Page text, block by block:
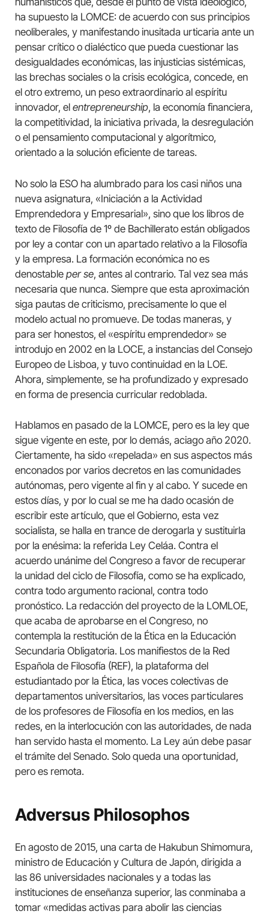
ha supuesto la LOMCE: de acuerdo con sus principios
neoliberales, y manifestando inusitada urticaria ante un
pensar crítico o dialéctico que pueda cuestionar las
desigualdades económicas, las injusticias sistémicas,
las brechas sociales o la crisis ecológica, concede, en
el otro extremo, un peso extraordinario al espíritu
innovador, el entrepreneurship, la economía financiera,
la competitividad, la iniciativa privada, la desregulación
o el pensamiento computacional y algorítmico,
orientado a la solución eficiente de tareas.
No solo la ESO ha alumbrado para los casi niños una
nueva asignatura, «Iniciación a la Actividad
Emprendedora y Empresarial», sino que los libros de
texto de Filosofía de 1º de Bachillerato están obligados
por ley a contar con un apartado relativo a la Filosofía
y la empresa. La formación económica no es
denostable per se, antes al contrario. Tal vez sea más
necesaria que nunca. Siempre que esta aproximación
siga pautas de criticismo, precisamente lo que el
modelo actual no promueve. De todas maneras, y
para ser honestos, el «espíritu emprendedor» se
introdujo en 2002 en la LOCE, a instancias del Consejo
Europeo de Lisboa, y tuvo continuidad en la LOE.
Ahora, simplemente, se ha profundizado y expresado
en forma de presencia curricular redoblada.
Hablamos en pasado de la LOMCE, pero es la ley que
sigue vigente en este, por lo demás, aciago año 2020.
Ciertamente, ha sido «repelada» en sus aspectos más
enconados por varios decretos en las comunidades
autónomas, pero vigente al fin y al cabo. Y sucede en
estos días, y por lo cual se me ha dado ocasión de
escribir este artículo, que el Gobierno, esta vez
socialista, se halla en trance de derogarla y sustituirla
por la enésima: la referida Ley Celáa. Contra el
acuerdo unánime del Congreso a favor de recuperar
la unidad del ciclo de Filosofía, como se ha explicado,
contra todo argumento racional, contra todo
pronóstico. La redacción del proyecto de la LOMLOE,
que acaba de aprobarse en el Congreso, no
contempla la restitución de la Ética en la Educación
Secundaria Obligatoria. Los manifiestos de la Red
Española de Filosofía (REF), la plataforma del
estudiantado por la Ética, las voces colectivas de
departamentos universitarios, las voces particulares
de los profesores de Filosofía en los medios, en las
redes, en la interlocución con las autoridades, de nada
han servido hasta el momento. La Ley aún debe pasar
el trámite del Senado. Solo queda una oportunidad,
pero es remota.
Adversus Philosophos
En agosto de 2015, una carta de Hakubun Shimomura,
ministro de Educación y Cultura de Japón, dirigida a
las 86 universidades nacionales y a todas las
instituciones de enseñanza superior, las conminaba a
tomar «medidas activas para abolir las ciencias